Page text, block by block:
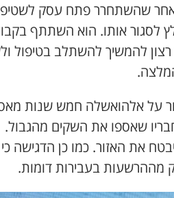
סיים לרצות ב-2015, ולאחר שהשתחרר פתח עסק
לסגור אותו. הוא השתתף
רצון להמשיך להשתלב בטיפול
על אלהואשלה חמש שנות
שאספו את השקים מהגבול.
את האזור. כמו כן הדגישה כי
בעבירות דומות.